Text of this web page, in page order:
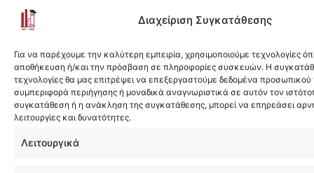
Διαχείριση Συγκατάθεσης
Για να παρέχουμε την καλύτερη εμπειρία, χρησιμοποιούμε τεχνολογίες
αποθήκευση ή/και την πρόσβαση σε πληροφορίες συσκευών. Η
τεχνολογίες θα μας επιτρέψει να επεξεργαστούμε δεδομένα
συμπεριφορά περιήγησης ή μοναδικά αναγνωριστικά σε αυτόν τον
συγκατάθεση ή η ανάκληση της συγκατάθεσης, μπορεί να επηρεάσει
λειτουργίες και δυνατότητες.
Λειτουργικά